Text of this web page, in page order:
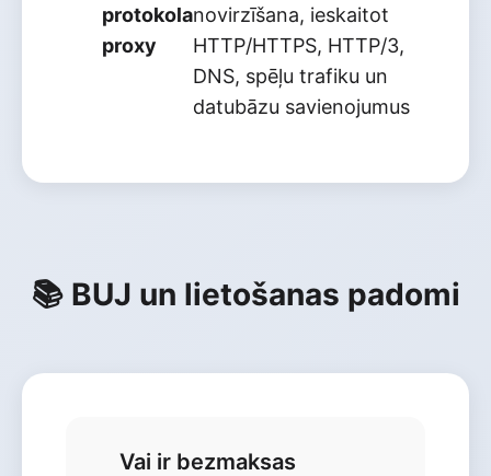
protokola
proxy
novirzīšana, ieskaitot
HTTP/HTTPS, HTTP/3,
DNS, spēļu trafiku un
datubāzu savienojumus
📚 BUJ un lietošanas padomi
Vai ir bezmaksas